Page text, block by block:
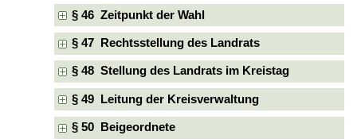
§ 46 Zeitpunkt der Wahl
§ 47 Rechtsstellung des Landrats
§ 48 Stellung des Landrats im Kreistag
§ 49 Leitung der Kreisverwaltung
§ 50 Beigeordnete